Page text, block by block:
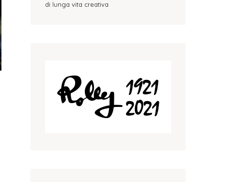
di lunga vita creativa